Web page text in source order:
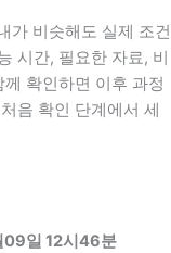
가 비슷해도 실제 조건
시간, 필요한 자료, 비
확인하면 이후 과정
음 확인 단계에서 세
09일 12시46분